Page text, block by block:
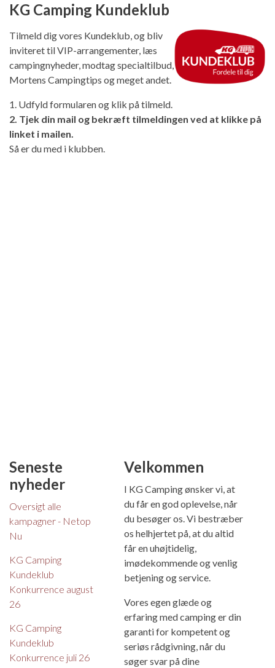
KG Camping Kundeklub
Tilmeld dig vores Kundeklub, og bliv
inviteret til VIP-arrangementer, læs
campingnyheder, modtag specialtilbud,
Mortens Campingtips og meget andet.
1. Udfyld formularen og klik på tilmeld.
2. Tjek din mail og bekræft tilmeldingen ved at klikke på
linket i mailen.
Så er du med i klubben.
Seneste
nyheder
Oversigt alle
kampagner - Netop
Nu
KG Camping
Kundeklub
Konkurrence august
26
KG Camping
Kundeklub
Konkurrence juli 26
Velkommen
I KG Camping ønsker vi, at
du får en god oplevelse, når
du besøger os. Vi bestræber
os helhjertet på, at du altid
får en uhøjtidelig,
imødekommende og venlig
betjening og service.
Vores egen glæde og
erfaring med camping er din
garanti for kompetent og
seriøs rådgivning, når du
søger svar på dine